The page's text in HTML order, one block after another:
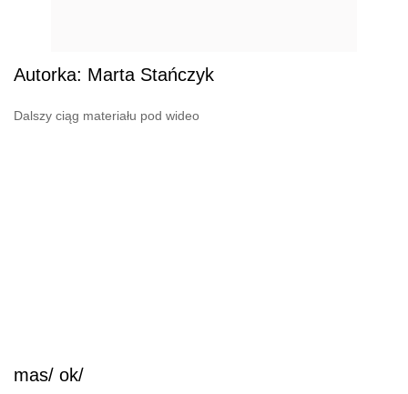
Autorka: Marta Stańczyk
Dalszy ciąg materiału pod wideo
mas/ ok/